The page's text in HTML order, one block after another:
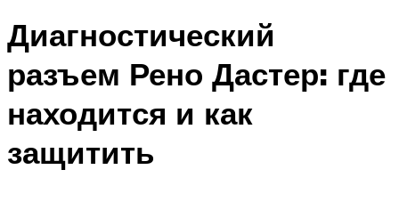
Диагностический
разъем Рено Дастер: где
находится и как
защитить